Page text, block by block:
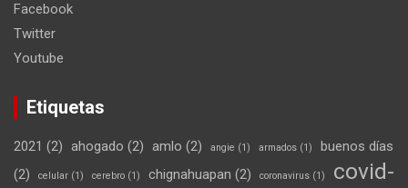
Facebook
Twitter
Youtube
Etiquetas
2021 (2) ahogado (2) amlo (2) angie (1) armados (1)
buenos días
(2)
celular (1) cerebro (1) chignahuapan (2) coronavirus (1)
covid-